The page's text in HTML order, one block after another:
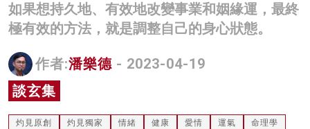
商業
科技
影片
如果想持久地、有效地改變事業和姻緣運，最終
極有效的方法，就是調整自己的身心狀態。
作者:潘樂德 - 2023-04-19
談玄集
灼見原創 灼見獨家 情緒 健康 愛情 運氣
命理學